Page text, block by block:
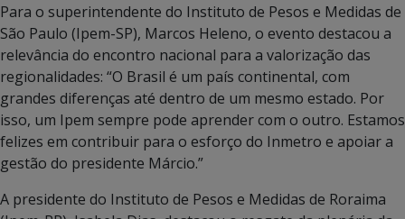
Para o superintendente do Instituto de Pesos e Medidas de
São Paulo (Ipem-SP), Marcos Heleno, o evento destacou a
relevância do encontro nacional para a valorização das
regionalidades: “O Brasil é um país continental, com
grandes diferenças até dentro de um mesmo estado. Por
isso, um Ipem sempre pode aprender com o outro. Estamos
felizes em contribuir para o esforço do Inmetro e apoiar a
gestão do presidente Márcio.”
A presidente do Instituto de Pesos e Medidas de Roraima